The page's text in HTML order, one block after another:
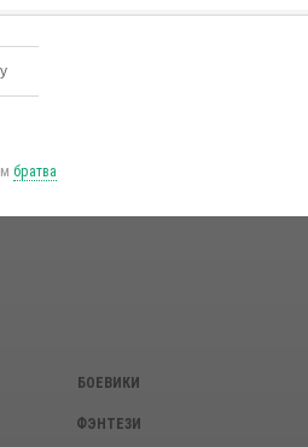
братва
БОЕВИКИ
ФЭНТЕЗИ